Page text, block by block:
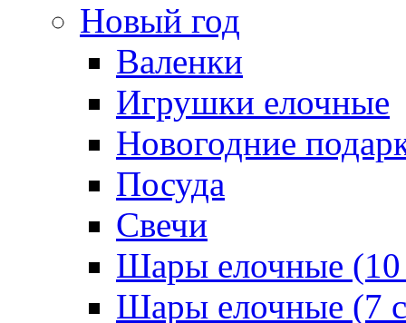
Новый год
Валенки
Игрушки елочные
Новогодние
Посуда
Свечи
Шары елочные
Шары елочные (7